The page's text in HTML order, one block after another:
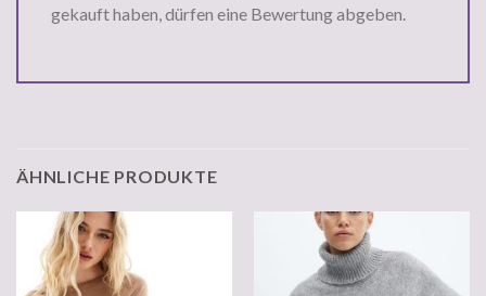
gekauft haben, dürfen eine Bewertung abgeben.
ÄHNLICHE PRODUKTE